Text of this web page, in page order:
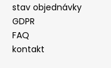
stav objednávky
GDPR
FAQ
kontakt